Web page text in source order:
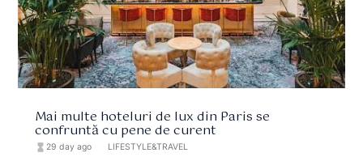
Mai multe hoteluri de lux din Paris se
confruntă cu pene de curent
hourglass_full 29 day ago LIFESTYLE&TRAVEL